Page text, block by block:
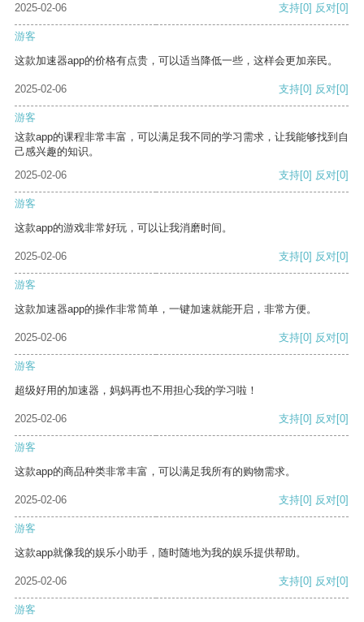
2025-02-06 支持[0] 反对[0]
游客
这款加速器app的价格有点贵，可以适当降低一些，这样会更加亲民。
2025-02-06 支持[0] 反对[0]
游客
这款app的课程非常丰富，可以满足我不同的学习需求，让我能够找到自
己感兴趣的知识。
2025-02-06
支持[0] 反对[0]
游客
这款app的游戏非常好玩，可以让我消磨时间。
2025-02-06 支持[0] 反对[0]
游客
这款加速器app的操作非常简单，一键加速就能开启，非常方便。
2025-02-06 支持[0] 反对[0]
游客
超级好用的加速器，妈妈再也不用担心我的学习啦！
2025-02-06 支持[0] 反对[0]
游客
这款app的商品种类非常丰富，可以满足我所有的购物需求。
2025-02-06 支持[0] 反对[0]
游客
这款app就像我的娱乐小助手，随时随地为我的娱乐提供帮助。
2025-02-06 支持[0] 反对[0]
游客